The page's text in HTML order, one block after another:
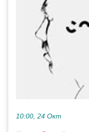
10:00, 24 Окт